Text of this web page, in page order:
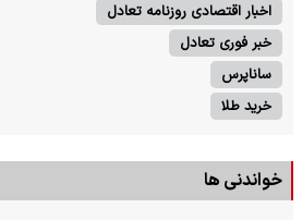
اخبار اقتصادی روزنامه تعادل
خبر فوری تعادل
ساناپرس
خرید طلا
خواندنی ها